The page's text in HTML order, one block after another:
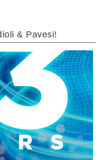
& Pavesi!
IR PARA A SECÇÃO